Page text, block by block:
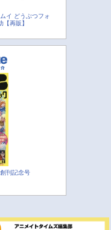
イ どうぶつフォ
再販】
刊記念号